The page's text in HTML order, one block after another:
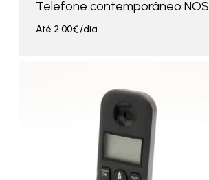
Telefone contemporâneo NOS
Até 2.00€/dia